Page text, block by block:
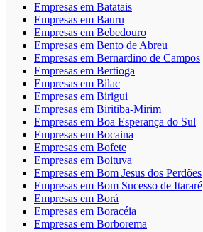
Empresas em Batatais
Empresas em Bauru
Empresas em Bebedouro
Empresas em Bento de Abreu
Empresas em Bernardino de Campos
Empresas em Bertioga
Empresas em Bilac
Empresas em Birigui
Empresas em Biritiba-Mirim
Empresas em Boa Esperança do Sul
Empresas em Bocaina
Empresas em Bofete
Empresas em Boituva
Empresas em Bom Jesus dos Perdões
Empresas em Bom Sucesso de Itararé
Empresas em Borá
Empresas em Boracéia
Empresas em Borborema